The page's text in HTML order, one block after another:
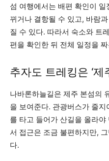
섬 여행에서는 배편 확인이
뀌거나 결항될 수 있고, 바람
질 수 있다. 따라서 숙소와 트
편을 확인한 뒤 전체 일정을
추자도 트레킹은 ‘제
나바론하늘길은 제주 본섬의
을 보여준다. 관광버스가 줄
를 타고 들어가 산길을 올라
서 접근은 조금 불편하지만,
다.